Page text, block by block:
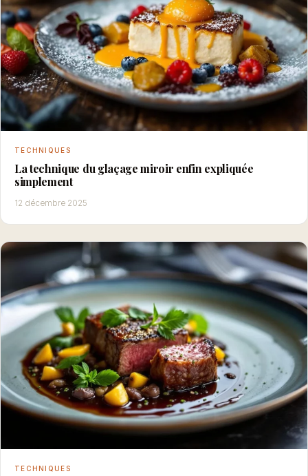
TECHNIQUES
La technique du glaçage miroir enfin expliquée
simplement
12 décembre 2025
TECHNIQUES